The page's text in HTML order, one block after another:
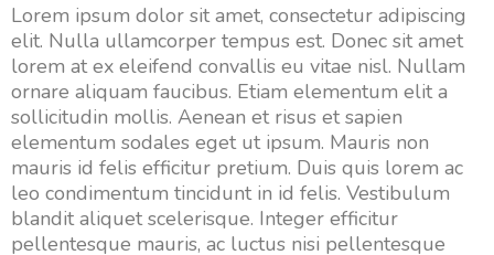
Lorem ipsum dolor sit amet, consectetur adipiscing
elit. Nulla ullamcorper tempus est. Donec sit amet
lorem at ex eleifend convallis eu vitae nisl. Nullam
ornare aliquam faucibus. Etiam elementum elit a
sollicitudin mollis. Aenean et risus et sapien
elementum sodales eget ut ipsum. Mauris non
mauris id felis efficitur pretium. Duis quis lorem ac
leo condimentum tincidunt in id felis. Vestibulum
blandit aliquet scelerisque. Integer efficitur
pellentesque mauris, ac luctus nisi pellentesque